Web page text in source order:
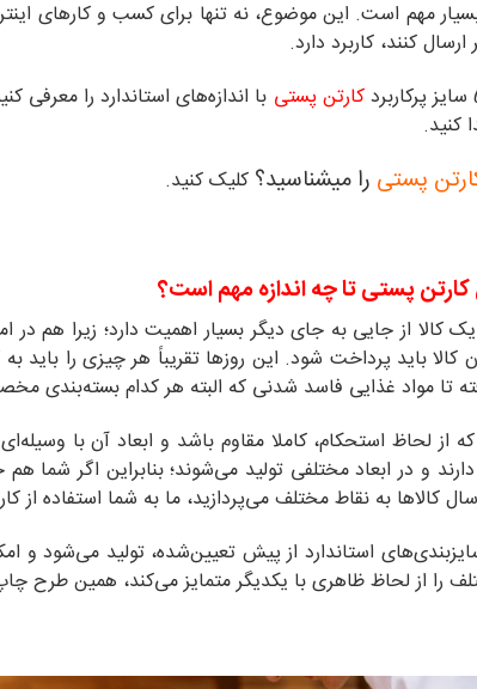
مهم است. این موضوع، نه تنها برای کسب و کارهای
کنند، کاربرد دارد.
کارتن پستی با اندازه‌های استاندارد را معرفی
کنید.
پستی را میشناسید؟ کلیک کنید.
پستی تا چه اندازه مهم است؟
کالا از جایی به جای دیگر بسیار اهمیت دارد؛ زیرا هم در
کالا باید پرداخت شود. این روزها تقریباً هر چیزی را
تا مواد غذایی فاسد شدنی که البته هر کدام بسته‌بندی
لحاظ استحکام، کاملا مقاوم باشد و ابعاد آن با
و در ابعاد مختلفی تولید می‌شوند؛ بنابراین اگر شما
کالاها به نقاط مختلف می‌پردازید، ما به شما استفاده از
استاندارد از پیش تعیین‌شده، تولید می‌شود
را از لحاظ ظاهری با یکدیگر متمایز می‌کند، همین طرح